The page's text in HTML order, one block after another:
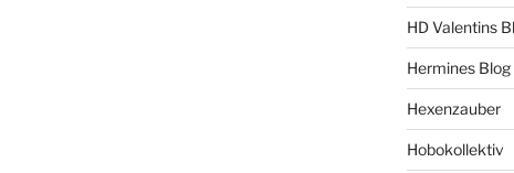
HD Valentins
Hermines Blog
Hexenzauber
Hobokollektiv